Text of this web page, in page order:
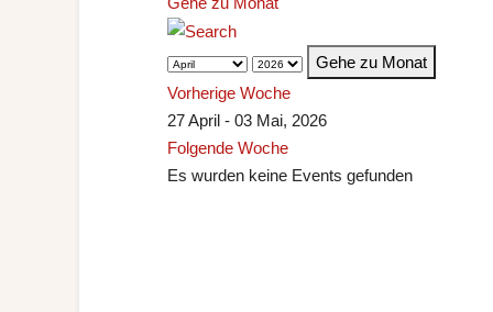
Gehe zu Monat
Vorherige Woche
27 April - 03 Mai, 2026
Folgende Woche
Es wurden keine Events gefunden